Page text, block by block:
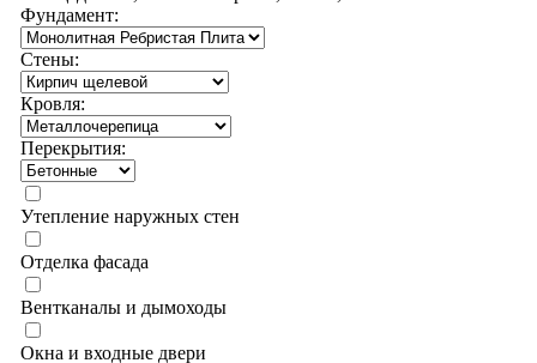
Фундамент:
Стены:
Кровля:
Перекрытия:
Утепление наружных стен
Отделка фасада
Вентканалы и дымоходы
Окна и входные двери